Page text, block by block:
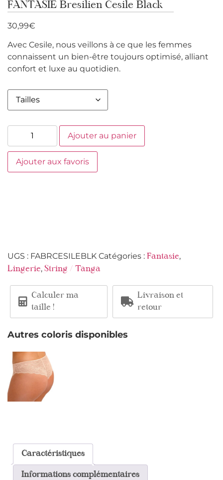
FANTASIE Bresilien Cesile Black
30,99€
Avec Cesile, nous veillons à ce que les femmes
connaissent un bien-être toujours optimisé, alliant
confort et luxe au quotidien.
Ajouter au panier
Ajouter aux favoris
UGS : FABRCESILEBLK Catégories : Fantasie,
Lingerie, String / Tanga
Calculer ma
taille !
Livraison et
retour
Autres coloris disponibles
Caractéristiques
Informations complémentaires